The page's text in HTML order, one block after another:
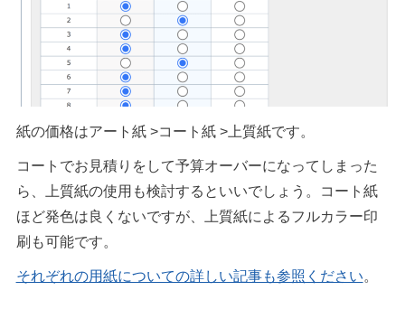
紙の価格はアート紙 >コート紙 >上質紙です。
コートでお見積りをして予算オーバーになってしまった
ら、上質紙の使用も検討するといいでしょう。コート紙
ほど発色は良くないですが、上質紙によるフルカラー印
刷も可能です。
それぞれの用紙についての詳しい記事も参照ください。